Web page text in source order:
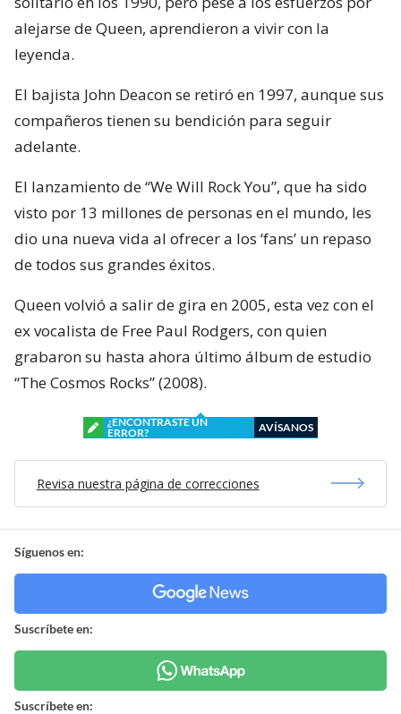
alejarse de Queen, aprendieron a vivir con la
leyenda.
El bajista John Deacon se retiró en 1997, aunque sus
compañeros tienen su bendición para seguir
adelante.
El lanzamiento de “We Will Rock You”, que ha sido
visto por 13 millones de personas en el mundo, les
dio una nueva vida al ofrecer a los ‘fans’ un repaso
de todos sus grandes éxitos.
Queen volvió a salir de gira en 2005, esta vez con el
ex vocalista de Free Paul Rodgers, con quien
grabaron su hasta ahora último álbum de estudio
“The Cosmos Rocks” (2008).
¿ENCONTRASTE UN
ERROR?
AVÍSANOS
Revisa nuestra página de correcciones
Síguenos en:
Suscríbete en:
Suscríbete en: